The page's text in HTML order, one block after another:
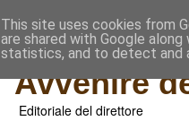
Avvenire
Editoriale del direttore
This site uses cookies from
are shared with Google
statistics, and to detect and